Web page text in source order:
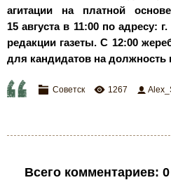
агитации на платной
15 августа в 11:00 по адресу: г.
редакции газеты. С 12:00
для кандидатов на должность
Советск 1267
Всего комментариев: 0